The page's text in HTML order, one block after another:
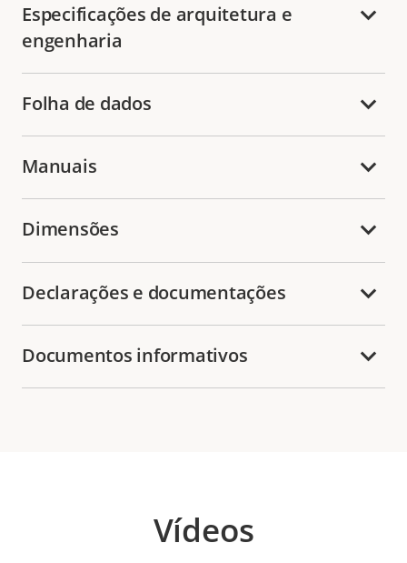
Especificações de arquitetura e
engenharia
Folha de dados
Manuais
Dimensões
Declarações e documentações
Documentos informativos
Vídeos